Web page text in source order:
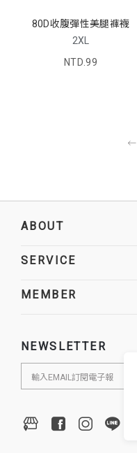
80D收腹彈性美腿褲襪
2XL
NTD.99
ABOUT
SERVICE
MEMBER
NEWSLETTER